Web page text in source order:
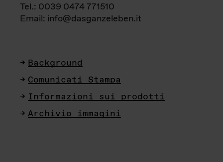
Tel.: 0039 0474 771510
Email: info@dasganzeleben.it
Background
Comunicati Stampa
Informazioni sui prodotti
Archivio immagini